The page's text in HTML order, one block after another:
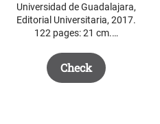
Universidad de Guadalajara,
Editorial Universitaria, 2017.
122 pages: 21 cm.…
Check